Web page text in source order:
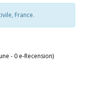
France.
- 0 e-Recension)